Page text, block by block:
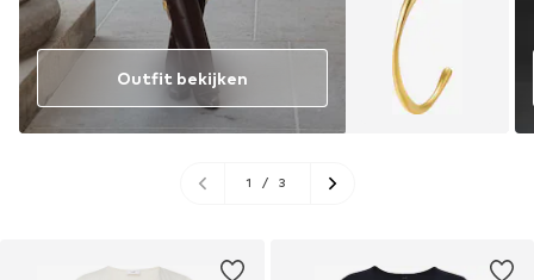
Outfit bekijken
1 / 3